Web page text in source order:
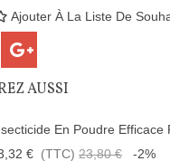
Ajouter À La Liste De
AUSSI
En Poudre Efficace
€ (TTC) 23,80 € -2%